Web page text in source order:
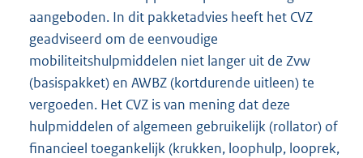
aangeboden. In dit pakketadvies heeft het CVZ
geadviseerd om de eenvoudige
mobiliteitshulpmiddelen niet langer uit de Zvw
(basispakket) en AWBZ (kortdurende uitleen) te
vergoeden. Het CVZ is van mening dat deze
hulpmiddelen of algemeen gebruikelijk (rollator) of
financieel toegankelijk (krukken, loophulp, looprek,